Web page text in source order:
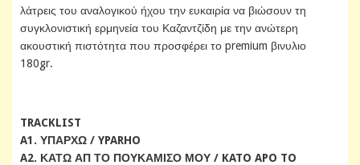
λάτρεις του αναλογικού ήχου την ευκαιρία να βιώσουν τη
συγκλονιστική ερμηνεία του Καζαντζίδη με την ανώτερη
ακουστική πιστότητα που προσφέρει το premium βινυλιο
180gr.
TRACKLIST
A1. ΥΠΑΡΧΩ / YPARHO
A2. ΚΑΤΩ ΑΠ ΤΟ ΠΟΥΚΑΜΙΣΟ ΜΟΥ / KATO APO TO